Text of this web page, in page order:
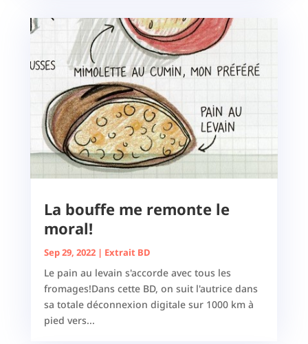
La bouffe me remonte le
moral!
Sep 29, 2022| Extrait BD
Le pain au levain s'accorde avec tous les
fromages!Dans cette BD, on suit l'autrice dans
sa totale déconnexion digitale sur 1000 km à
pied vers...